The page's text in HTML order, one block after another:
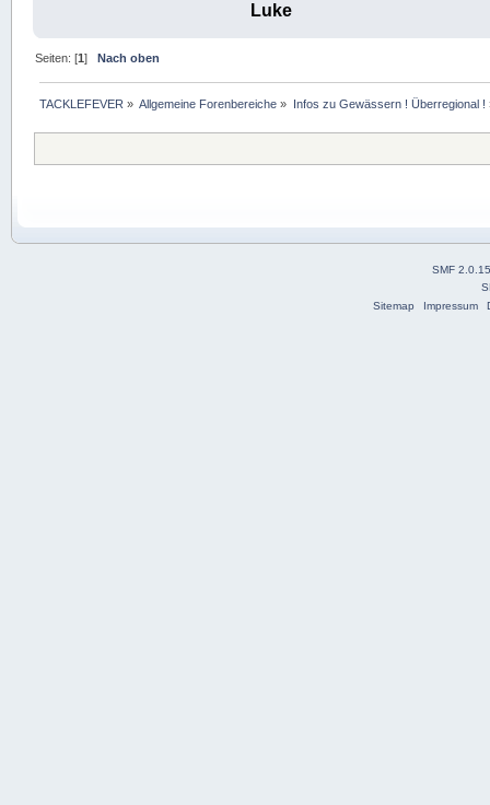
Luke
Seiten: [1] Nach oben
TACKLEFEVER » Allgemeine Forenbereiche » Infos zu Gewässern ! Überregional !
SMF 2.0.15
Sitemap
Impressum